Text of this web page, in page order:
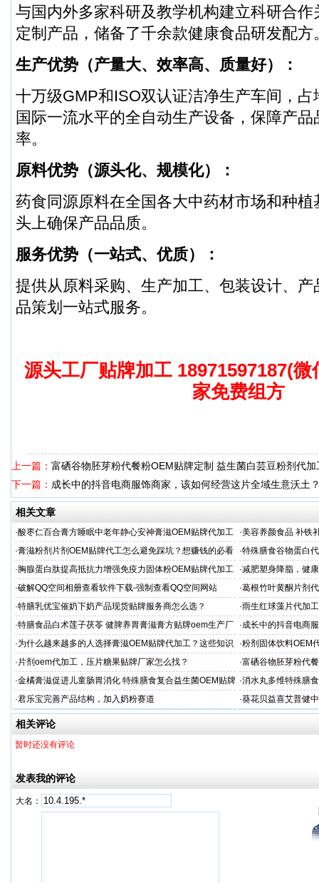
与国内外多家科研及教学机构建立科研合
定制产品，储备了千余款健康食品研发配方
生产优势（产量大、效率高、质量好）：
十万级GMP和ISO双认证洁净生产车间，
国际一流水平的全自动生产设备，保障产
率。
原料优势（源头化、规模化）：
药食同源原料在全国各大中药材市场和种
头上确保产品品质。
服务优势（一站式、优质）：
提供从原料采购、生产加工、包装设计、
品策划一站式服务。
源头工厂贴牌加工 18971597187(
家免费组方
上一篇： 富硒谷物胚芽粉代餐粉OEM贴牌定制 益生菌白芸豆粉剂代加
下一篇： 成长中的抖音电商服饰商家，该如何经营这片全域生意沃土
相关文章
·酸枣仁百合膏方睡眠中老年静心安神膏滋OEM贴牌代加工
厂
·美容养颜食品 补铁
晨泰
·膏滋粉剂片剂OEM贴牌代工怎么避免踩坑？想赚钱的必看 ·特殊膳食谷物蛋白
· 胸腺蛋白肽提高抵抗力增强免疫力固体粉OEM贴牌代加工
服务商
·减肥塑身降脂，健
服务商
·破解QQ空间相册查看软件下载-强制查看QQ空间网站 ·葛根竹叶黄酮片剂
专业
·特膳乳优宝催奶下奶产品现货贴牌服务商怎么选？ ·雨生红球藻片代加
定制
·特膳食品白术莲子茯苓 健脾养胃膏滋膏方贴牌oem生产厂
家
·成长中的抖音电商
土？
·为什么越来越多的人选择膏滋OEM贴牌代加工？这些知识
值得收藏
·粉剂固体饮料OEM
· 片剂oem代加工，压片糖果贴牌厂家怎么找？ ·富硒谷物胚芽粉代
加工
·金橘膏滋促进儿童肠胃消化 特殊膳食复合益生菌OEM贴牌
代加工
·消水丸多维特殊膳
·君乐宝完善产品结构，加入奶粉赛道 ·葵花贝益喜艾普健
相关评论
暂时还没有评论
发表我的评论
大名：